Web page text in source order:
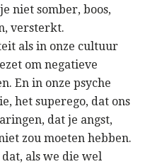
niet somber, boos,
versterkt.
als in onze cultuur
om negatieve
En in onze psyche
het superego, dat ons
dat je angst,
zou moeten hebben.
als we die wel